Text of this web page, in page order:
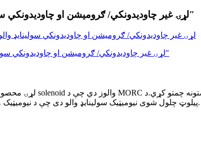
د مورک MC50 لړۍ غیر چاودیدونکي/ ګرومیشن او چاودیدونکي سولینایډ والو 1/4″
پیلوټ چلول شوی نیومیټیک سولینایډ والو دی چې د نیومیټیک والو سویچنګ کنټرول کې کارول کیږي.